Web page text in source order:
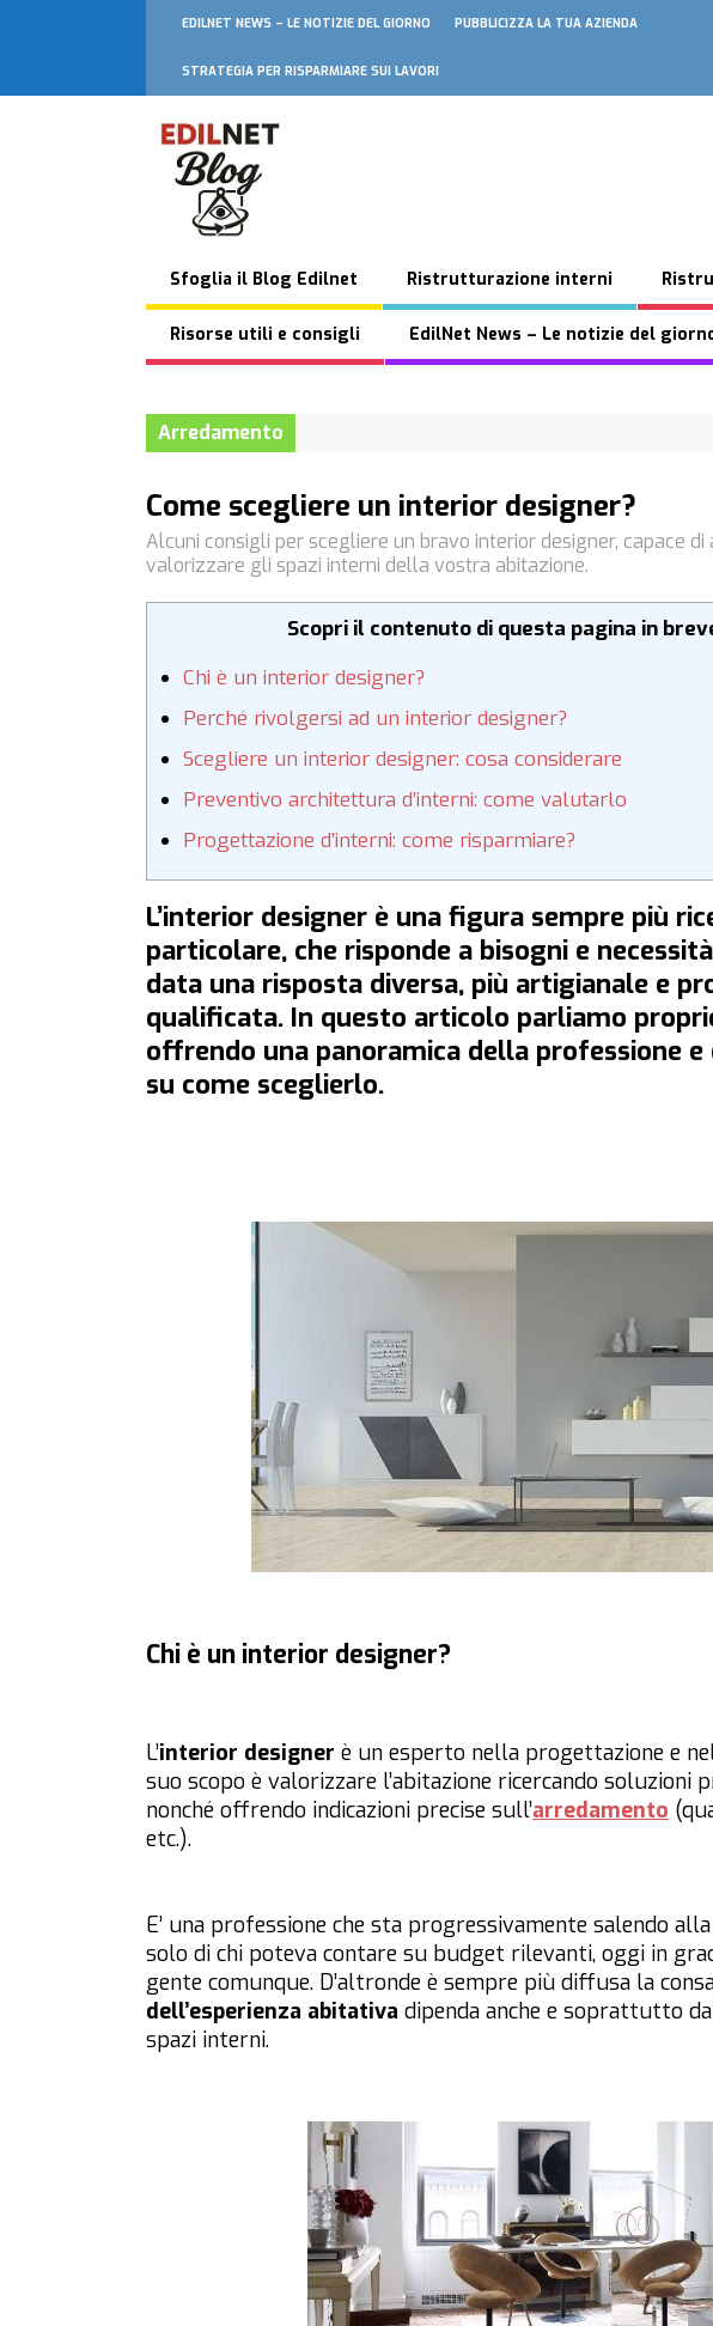
EDILNET NEWS – LE NOTIZIE DEL GIORNO PUBBLICIZZA LA TUA AZIENDA
STRATEGIA PER RISPARMIARE SUI LAVORI
Sfoglia il Blog Edilnet Ristrutturazione interni
Risorse utili e consigli EdilNet News – Le notizie del
Arredamento
Come scegliere un interior designer?
Alcuni consigli per scegliere un bravo interior designer, capace
valorizzare gli spazi interni della vostra abitazione.
Scopri il contenuto di questa pagina in
Chi è un interior designer?
Perché rivolgersi ad un interior designer?
Scegliere un interior designer: cosa considerare
Preventivo architettura d’interni: come valutarlo
Progettazione d’interni: come risparmiare?
L’interior designer è una figura sempre più
particolare, che risponde a bisogni e
data una risposta diversa, più artigianale e
qualificata. In questo articolo parliamo
offrendo una panoramica della professione
su come sceglierlo.
Chi è un interior designer?
L’interior designer è un esperto nella progettazione e
suo scopo è valorizzare l’abitazione ricercando soluzioni
nonché offrendo indicazioni precise sull’arredamento
etc.).
E’ una professione che sta progressivamente salendo
solo di chi poteva contare su budget rilevanti, oggi in
gente comunque. D’altronde è sempre più diffusa la
dell’esperienza abitativa dipenda anche e soprattutto
spazi interni.